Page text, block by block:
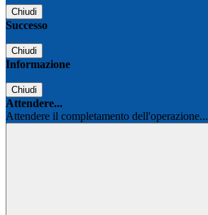
Chiudi
Successo
Chiudi
Informazione
Chiudi
Attendere...
Attendere il completamento dell'operazione...